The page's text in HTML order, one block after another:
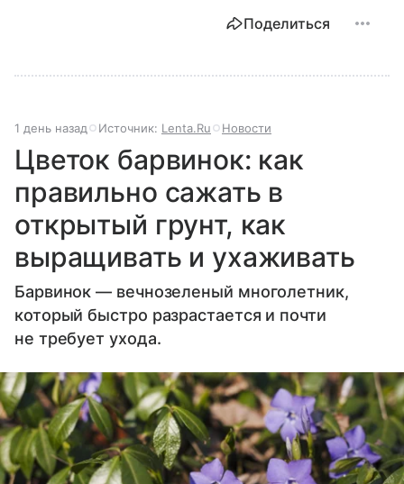
Поделиться
1 день назад Источник: Lenta.Ru Новости
Цветок барвинок: как
правильно сажать в
открытый грунт, как
выращивать и ухаживать
Барвинок — вечнозеленый многолетник,
который быстро разрастается и почти
не требует ухода.